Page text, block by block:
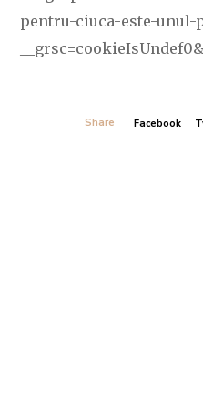
pentru-ciuca-este-unul-
Share Facebook